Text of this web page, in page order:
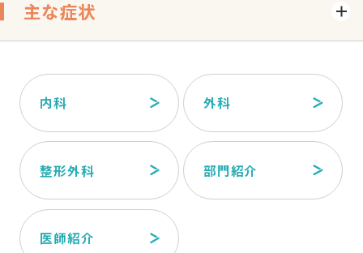
主な症状
内科 外科
整形外科 部門紹介
医師紹介